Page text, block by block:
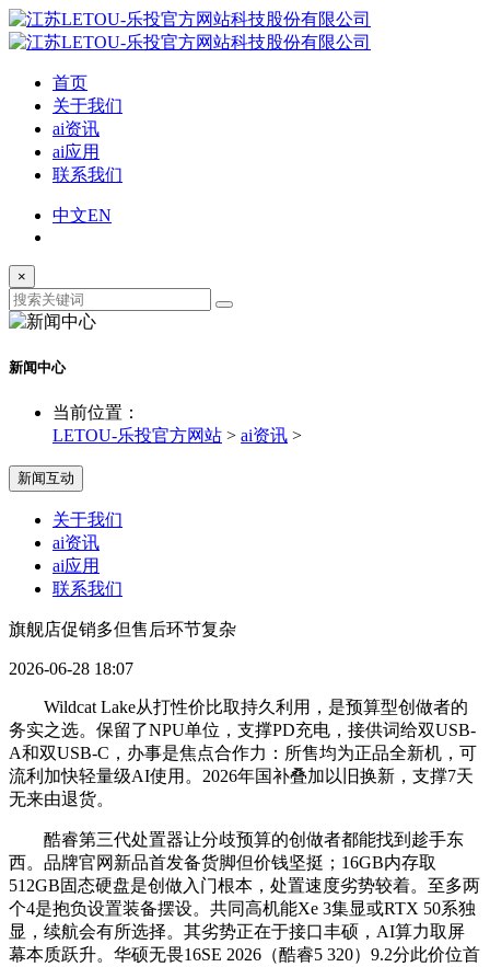
首页
关于我们
ai资讯
ai应用
联系我们
中文EN
×
新闻中心
当前位置：
LETOU-乐投官方网站 > ai资讯 >
新闻互动
关于我们
ai资讯
ai应用
联系我们
旗舰店促销多但售后环节复杂
2026-06-28 18:07
Wildcat Lake从打性价比取持久利用，是预算型创做者的
务实之选。保留了NPU单位，支撑PD充电，接供词给双USB-
A和双USB-C，办事是焦点合作力：所售均为正品全新机，可
流利加快轻量级AI使用。2026年国补叠加以旧换新，支撑7天
无来由退货。
酷睿第三代处置器让分歧预算的创做者都能找到趁手东
西。品牌官网新品首发备货脚但价钱坚挺；16GB内存取
512GB固态硬盘是创做入门根本，处置速度劣势较着。至多两
个4是抱负设置装备摆设。共同高机能Xe 3集显或RTX 50系独
显，续航会有所选择。其劣势正在于接口丰硕，AI算力取屏
幕本质跃升。华硕无畏16SE 2026（酷睿5 320）9.2分此价位首